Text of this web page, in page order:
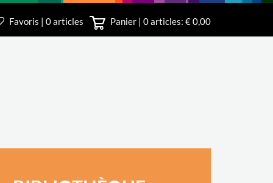
Favoris | 0 articles Panier | 0articles: € 0,00
340